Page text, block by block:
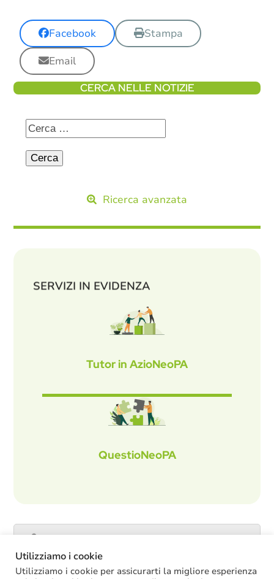
Facebook
Stampa
Email
CERCA NELLE NOTIZIE
Ricerca avanzata
SERVIZI IN EVIDENZA
Tutor in AzioNeoPA
QuestioNeoPA
Utilizziamo i cookie
Utilizziamo i cookie per assicurarti la migliore esperienza